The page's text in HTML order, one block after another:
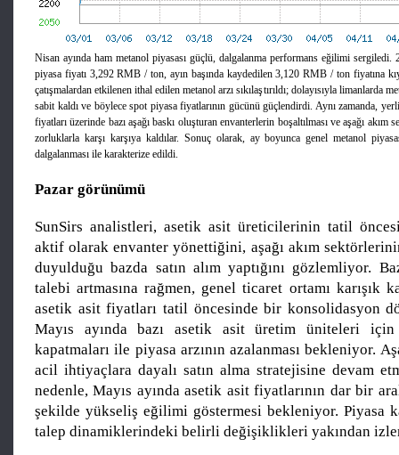
Nisan ayında ham metanol piyasası güçlü, dalgalanma performans eğilimi
piyasa fiyatı 3,292 RMB / ton, ayın başında kaydedilen 3,120 RMB / ton fiyatına
çatışmalardan etkilenen ithal edilen metanol arzı sıkılaştırıldı; dolayısıyla limanlarda
sabit kaldı ve böylece spot piyasa fiyatlarının gücünü güçlendirdi. Aynı zamanda,
fiyatları üzerinde bazı aşağı baskı oluşturan envanterlerin boşaltılması ve aşağı
zorluklarla karşı karşıya kaldılar. Sonuç olarak, ay boyunca genel metanol
dalgalanması ile karakterize edildi.
Pazar görünümü
SunSirs analistleri, asetik asit üreticilerinin tatil
aktif olarak envanter yönettiğini, aşağı akım
duyulduğu bazda satın alım yaptığını gözlemliyor.
talebi artmasına rağmen, genel ticaret ortamı karışık
asetik asit fiyatları tatil öncesinde bir konsolidasyon
Mayıs ayında bazı asetik asit üretim üniteleri için
kapatmaları ile piyasa arzının azalanması bekleniyor.
acil ihtiyaçlara dayalı satın alma stratejisine devam
nedenle, Mayıs ayında asetik asit fiyatlarının dar bir
şekilde yükseliş eğilimi göstermesi bekleniyor. Piyasa
talep dinamiklerindeki belirli değişiklikleri yakından